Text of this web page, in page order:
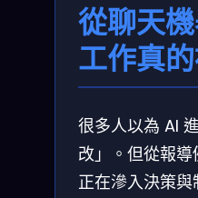
從聊天
工作真
很多人以為 AI
改」。但從報
正在滲入決策